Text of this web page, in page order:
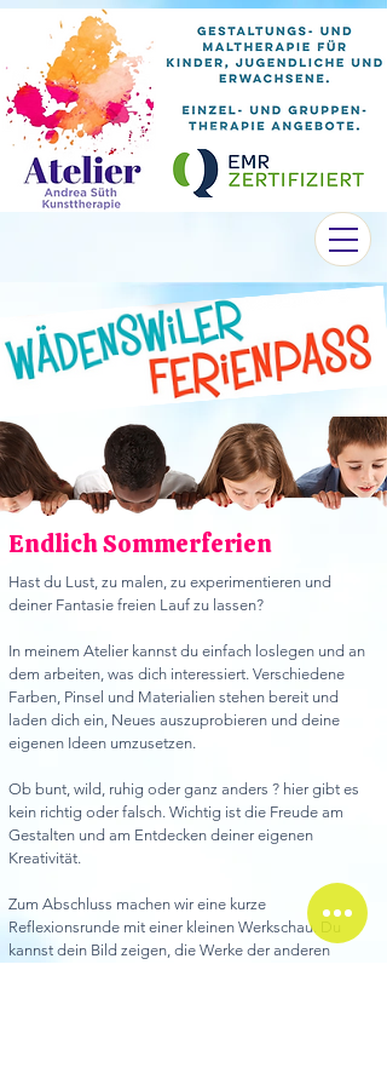
Endlich Sommerferien
Hast du Lust, zu malen, zu experimentieren und
deiner Fantasie freien Lauf zu lassen?
In meinem Atelier kannst du einfach loslegen und an
dem arbeiten, was dich interessiert. Verschiedene
Farben, Pinsel und Materialien stehen bereit und
laden dich ein, Neues auszuprobieren und deine
eigenen Ideen umzusetzen.
Ob bunt, wild, ruhig oder ganz anders ? hier gibt es
kein richtig oder falsch. Wichtig ist die Freude am
Gestalten und am Entdecken deiner eigenen
Kreativität.
Zum Abschluss machen wir eine kurze
Reflexionsrunde mit einer kleinen Werkschau. Du
kannst dein Bild zeigen, die Werke der anderen